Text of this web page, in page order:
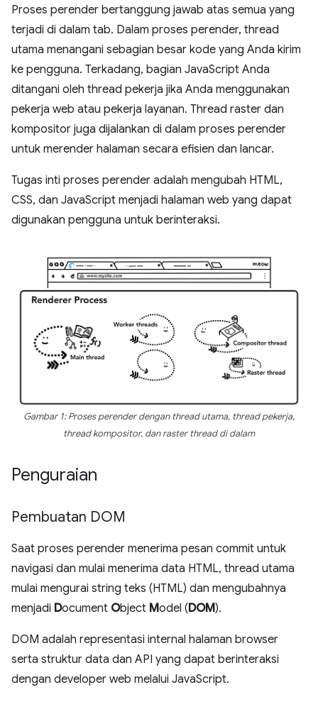
Proses perender bertanggung jawab atas semua yang
terjadi di dalam tab. Dalam proses perender, thread
utama menangani sebagian besar kode yang Anda kirim
ke pengguna. Terkadang, bagian JavaScript Anda
ditangani oleh thread pekerja jika Anda menggunakan
pekerja web atau pekerja layanan. Thread raster dan
kompositor juga dijalankan di dalam proses perender
untuk merender halaman secara efisien dan lancar.
Tugas inti proses perender adalah mengubah HTML,
CSS, dan JavaScript menjadi halaman web yang dapat
digunakan pengguna untuk berinteraksi.
Gambar 1: Proses perender dengan thread utama, thread pekerja,
thread kompositor, dan raster thread di dalam
Penguraian
Pembuatan DOM
Saat proses perender menerima pesan commit untuk
navigasi dan mulai menerima data HTML, thread utama
mulai mengurai string teks (HTML) dan mengubahnya
menjadi Document Object Model (DOM).
DOM adalah representasi internal halaman browser
serta struktur data dan API yang dapat berinteraksi
dengan developer web melalui JavaScript.